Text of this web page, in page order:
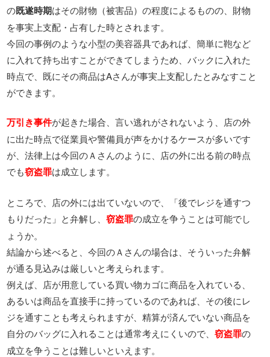
の既遂時期はその財物（被害品）の程度によるものの、財物
を事実上支配・占有した時とされます。
今回の事例のような小型の美容器具であれば、簡単に鞄など
に入れて持ち出すことができてしまうため、バックに入れた
時点で、既にその商品はAさんが事実上支配したとみなすこと
ができます。
万引き事件が起きた場合、言い逃れがされないよう、店の外
に出た時点で従業員や警備員が声をかけるケースが多いです
が、法律上は今回のＡさんのように、店の外に出る前の時点
でも窃盗罪は成立します。
ところで、店の外には出ていないので、「後でレジを通すつ
もりだった」と弁解し、窃盗罪の成立を争うことは可能でし
ょうか。
結論から述べると、今回のＡさんの場合は、そういった弁解
が通る見込みは厳しいと考えられます。
例えば、店が用意している買い物カゴに商品を入れている、
あるいは商品を直接手に持っているのであれば、その後にレ
ジを通すことも考えられますが、精算が済んでいない商品を
自分のバッグに入れることは通常考えにくいので、窃盗罪の
成立を争うことは難しいといえます。